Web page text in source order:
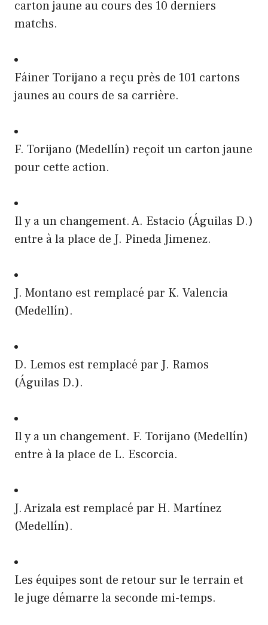
carton jaune au cours des 10 derniers
matchs.
Fáiner Torijano a reçu près de 101 cartons
jaunes au cours de sa carrière.
F. Torijano (Medellín) reçoit un carton jaune
pour cette action.
Il y a un changement. A. Estacio (Águilas D.)
entre à la place de J. Pineda Jimenez.
J. Montano est remplacé par K. Valencia
(Medellín).
D. Lemos est remplacé par J. Ramos
(Águilas D.).
Il y a un changement. F. Torijano (Medellín)
entre à la place de L. Escorcia.
J. Arizala est remplacé par H. Martínez
(Medellín).
Les équipes sont de retour sur le terrain et
le juge démarre la seconde mi-temps.